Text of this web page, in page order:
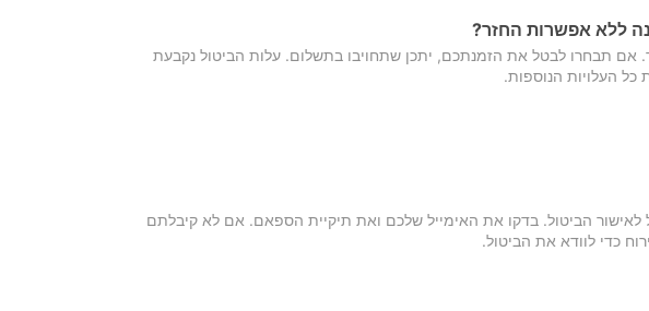
ללא אפשרות החזר?
אם תבחרו לבטל את הזמנתכם, יתכן שתחויבו בתשלום. עלות הביטול נקבעת
העלויות הנוספות.
הביטול. בדקו את האימייל שלכם ואת תיקיית הספאם. אם לא קיבלתם